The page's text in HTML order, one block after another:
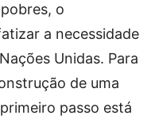
o
a necessidade
Unidas. Para
de uma
passo está